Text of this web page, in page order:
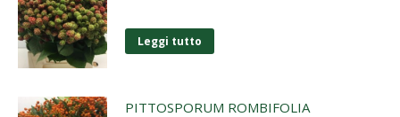
Leggi tutto
PITTOSPORUM ROMBIFOLIA